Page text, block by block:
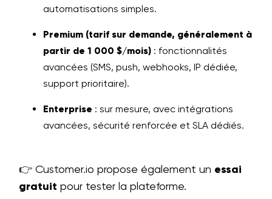
automatisations simples.
Premium (tarif sur demande, généralement à
partir de 1 000 $/mois) : fonctionnalités
avancées (SMS, push, webhooks, IP dédiée,
support prioritaire).
Enterprise : sur mesure, avec intégrations
avancées, sécurité renforcée et SLA dédiés.
👉 Customer.io propose également un essai
gratuit pour tester la plateforme.